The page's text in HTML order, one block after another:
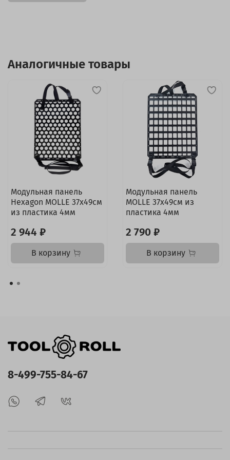
Аналогичные товары
Модульная панель
Hexagon MOLLE 37x49см
из пластика 4мм
2 944 ₽
В корзину
Модульная панель
MOLLE 37x49см из
пластика 4мм
2 790 ₽
В корзину
8-499-755-84-67